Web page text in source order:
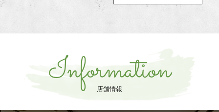
Information
店舗情報